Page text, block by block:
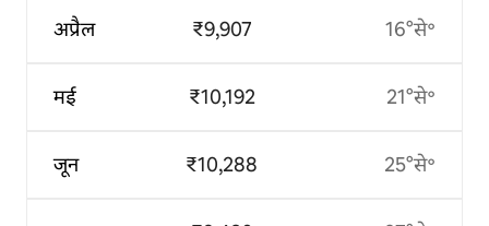
अप्रैल
मई
जून
₹9,907
₹10,192
₹10,288
16°से॰
21°से॰
25°से॰